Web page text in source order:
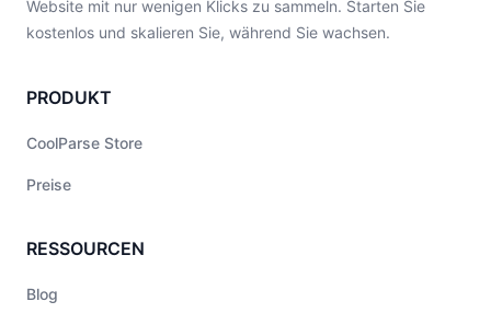
Website mit nur wenigen Klicks zu sammeln. Starten Sie
kostenlos und skalieren Sie, während Sie wachsen.
PRODUKT
CoolParse Store
Preise
RESSOURCEN
Blog